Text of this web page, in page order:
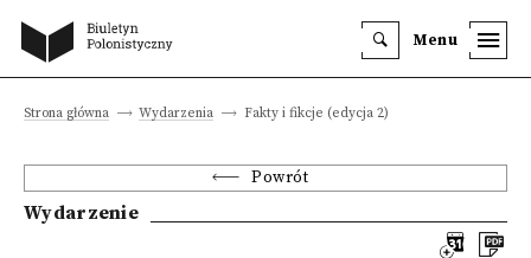
Menu
Strona główna Wydarzenia Fakty i fikcje (edycja 2)
Powrót
Wydarzenie